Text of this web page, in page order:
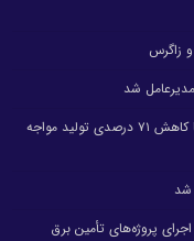
زاگرس
شد
پتروشیمی اروند پس از اختلالات ناشی از جنگ، با کاهش ۷۱ درصدی تولید مواجه
شد
پروژه‌های تأمین برق